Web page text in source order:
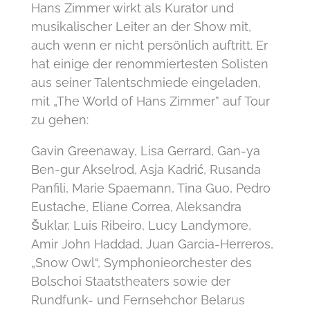
Hans Zimmer wirkt als Kurator und
musikalischer Leiter an der Show mit,
auch wenn er nicht persönlich auftritt. Er
hat einige der renommiertesten Solisten
aus seiner Talentschmiede eingeladen,
mit „The World of Hans Zimmer” auf Tour
zu gehen:
Gavin Greenaway, Lisa Gerrard, Gan-ya
Ben-gur Akselrod, Asja Kadrić, Rusanda
Panfili, Marie Spaemann, Tina Guo, Pedro
Eustache, Eliane Correa, Aleksandra
Šuklar, Luis Ribeiro, Lucy Landymore,
Amir John Haddad, Juan Garcia-Herreros,
„Snow Owl“, Symphonieorchester des
Bolschoi Staatstheaters sowie der
Rundfunk- und Fernsehchor Belarus